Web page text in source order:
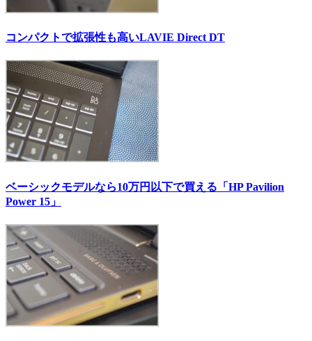
コンパクトで拡張性も高いLAVIE Direct DT
ベーシックモデルなら10万円以下で買える「HP Pavilion
Power 15」